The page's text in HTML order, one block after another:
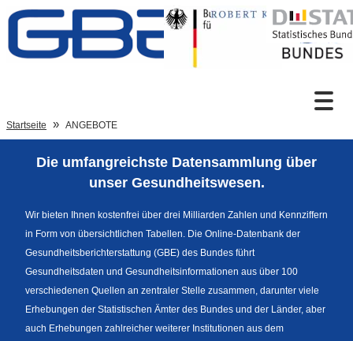
Zum Inhalt
Sprachumschaltung
Fußzeile
Startseite ANGEBOTE
Die umfangreichste Datensammlung über
unser Gesundheitswesen.
Wir bieten Ihnen kostenfrei über drei Milliarden Zahlen und Kennziffern
in Form von übersichtlichen Tabellen. Die Online-Datenbank der
Gesundheitsberichterstattung (GBE) des Bundes führt
Gesundheitsdaten und Gesundheitsinformationen aus über 100
verschiedenen Quellen an zentraler Stelle zusammen, darunter viele
Erhebungen der Statistischen Ämter des Bundes und der Länder, aber
auch Erhebungen zahlreicher weiterer Institutionen aus dem